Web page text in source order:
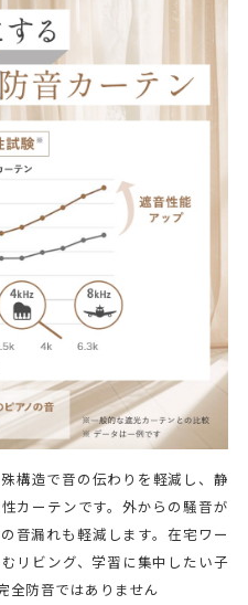
構造で音の伝わりを軽減し、静
カーテンです。外からの騒音が
音漏れも軽減します。在宅ワー
リビング、学習に集中したい子
全防音ではありません